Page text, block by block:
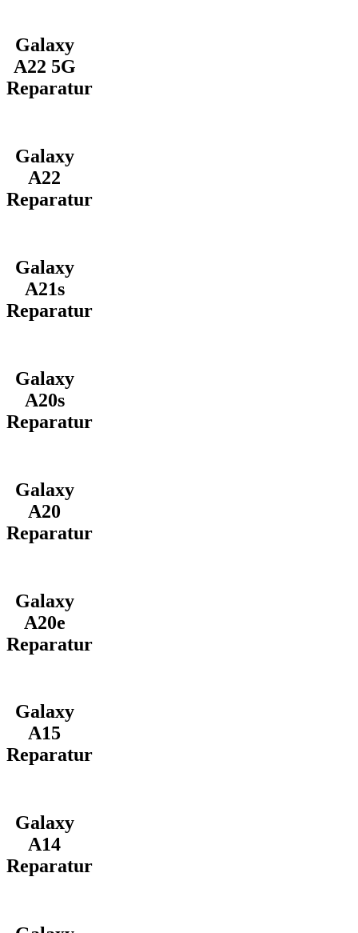
Galaxy
A22 5G
Reparatur
Galaxy
A22
Reparatur
Galaxy
A21s
Reparatur
Galaxy
A20s
Reparatur
Galaxy
A20
Reparatur
Galaxy
A20e
Reparatur
Galaxy
A15
Reparatur
Galaxy
A14
Reparatur